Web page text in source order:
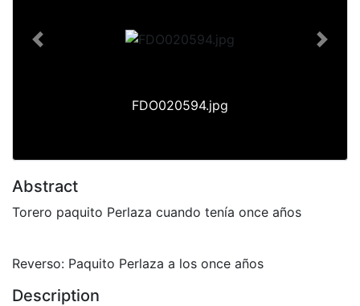
FDO020594.jpg
Previous Next
Abstract
Torero paquito Perlaza cuando tenía once años
Reverso: Paquito Perlaza a los once años
Description